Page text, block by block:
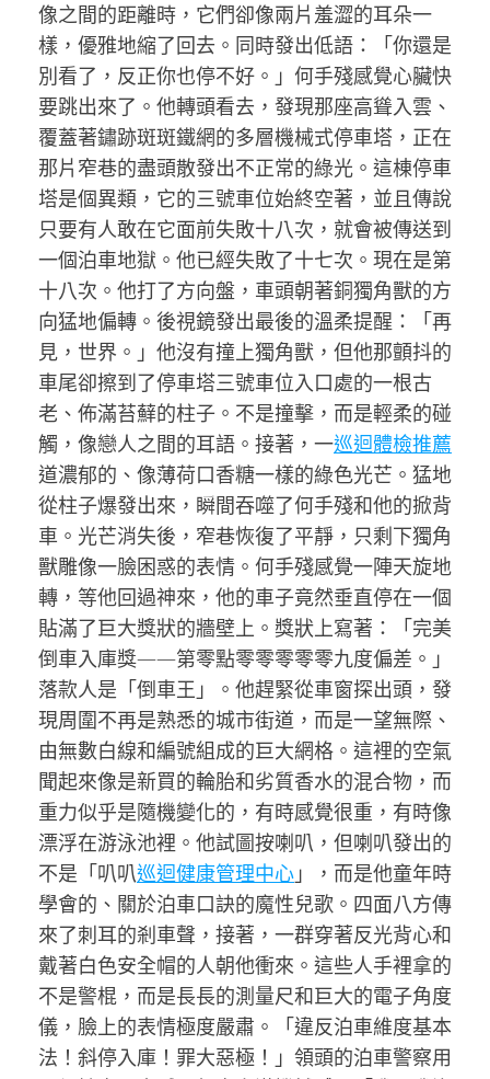
像之間的距離時，它們卻像兩片羞澀的耳朵一
樣，優雅地縮了回去。同時發出低語：「你還是
別看了，反正你也停不好。」何手殘感覺心臟快
要跳出來了。他轉頭看去，發現那座高聳入雲、
覆蓋著鏽跡斑斑鐵網的多層機械式停車塔，正在
那片窄巷的盡頭散發出不正常的綠光。這棟停車
塔是個異類，它的三號車位始終空著，並且傳說
只要有人敢在它面前失敗十八次，就會被傳送到
一個泊車地獄。他已經失敗了十七次。現在是第
十八次。他打了方向盤，車頭朝著銅獨角獸的方
向猛地偏轉。後視鏡發出最後的溫柔提醒：「再
見，世界。」他沒有撞上獨角獸，但他那顫抖的
車尾卻擦到了停車塔三號車位入口處的一根古
老、佈滿苔蘚的柱子。不是撞擊，而是輕柔的碰
觸，像戀人之間的耳語。接著，一巡迴體檢推薦
道濃郁的、像薄荷口香糖一樣的綠色光芒。猛地
從柱子爆發出來，瞬間吞噬了何手殘和他的掀背
車。光芒消失後，窄巷恢復了平靜，只剩下獨角
獸雕像一臉困惑的表情。何手殘感覺一陣天旋地
轉，等他回過神來，他的車子竟然垂直停在一個
貼滿了巨大獎狀的牆壁上。獎狀上寫著：「完美
倒車入庫獎——第零點零零零零零九度偏差。」
落款人是「倒車王」。他趕緊從車窗探出頭，發
現周圍不再是熟悉的城市街道，而是一望無際、
由無數白線和編號組成的巨大網格。這裡的空氣
聞起來像是新買的輪胎和劣質香水的混合物，而
重力似乎是隨機變化的，有時感覺很重，有時像
漂浮在游泳池裡。他試圖按喇叭，但喇叭發出的
不是「叭叭巡迴健康管理中心 」，而是他童年時
學會的、關於泊車口訣的魔性兒歌。四面八方傳
來了刺耳的剎車聲，接著，一群穿著反光背心和
戴著白色安全帽的人朝他衝來。這些人手裡拿的
不是警棍，而是長長的測量尺和巨大的電子角度
儀，臉上的表情極度嚴肅。「違反泊車維度基本
法！斜停入庫！罪大惡極！」領頭的泊車警察用